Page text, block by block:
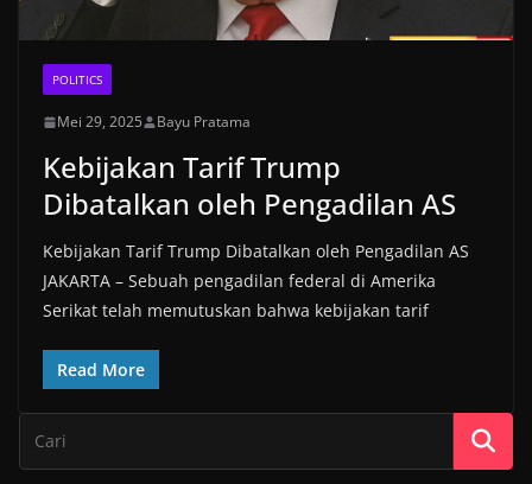
POLITICS
Mei 29, 2025 Bayu Pratama
Kebijakan Tarif Trump
Dibatalkan oleh Pengadilan AS
Kebijakan Tarif Trump Dibatalkan oleh Pengadilan AS
JAKARTA – Sebuah pengadilan federal di Amerika
Serikat telah memutuskan bahwa kebijakan tarif
Read More